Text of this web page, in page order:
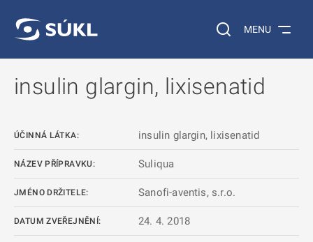
Vyhledávání na
MENU
insulin glargin, lixisenatid
ÚČINNÁ LÁTKA: insulin glargin, lixisenatid
NÁZEV PŘÍPRAVKU: Suliqua
JMÉNO DRŽITELE: Sanofi-aventis, s.r.o.
DATUM ZVEŘEJNĚNÍ: 24. 4. 2018